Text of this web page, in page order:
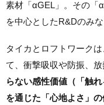
素材「αGEL」。その「
を中心としたR&Dのみ
タイカとロフトワーク
て、 衝撃吸収や防振、放
らない感性価値（「触
を通じた「心地よさ」